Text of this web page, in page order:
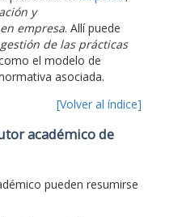
y
empresa. Allí puede
de las prácticas
el modelo de
asociada.
[Volver al índice]
académico de
pueden resumirse